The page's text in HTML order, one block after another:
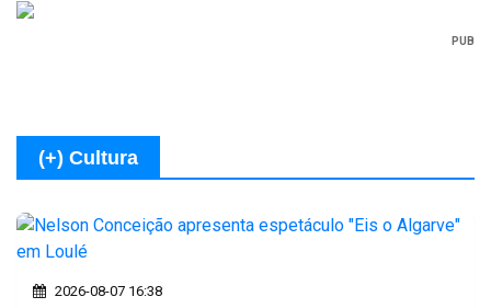
PUB
(+) Cultura
2026-08-07 16:38